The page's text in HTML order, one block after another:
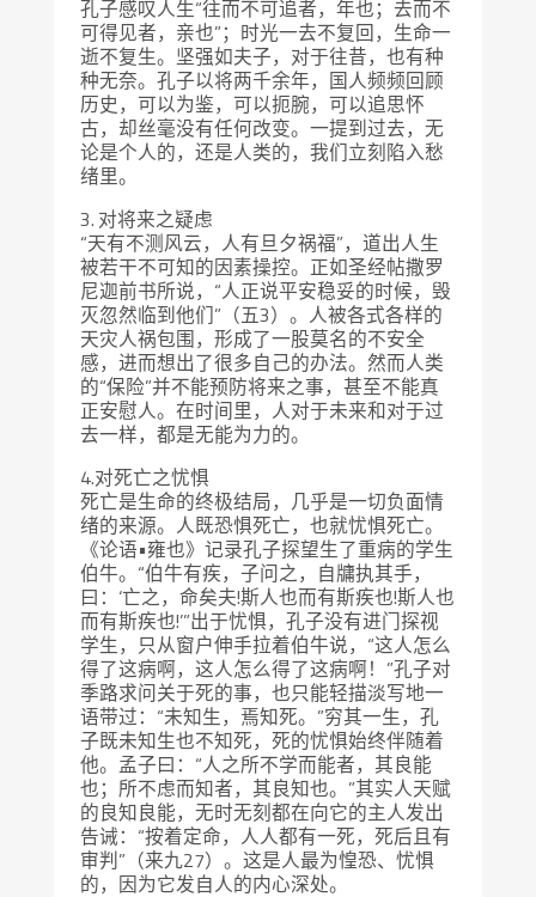
孔子感叹人生“往而不可追者，年也；去而不
可得见者，亲也”；时光一去不复回，生命一
逝不复生。坚强如夫子，对于往昔，也有种
种无奈。孔子以将两千余年，国人频频回顾
历史，可以为鉴，可以扼腕，可以追思怀
古，却丝毫没有任何改变。一提到过去，无
论是个人的，还是人类的，我们立刻陷入愁
绪里。
3. 对将来之疑虑
“天有不测风云，人有旦夕祸福”，道出人生
被若干不可知的因素操控。正如圣经帖撒罗
尼迦前书所说，“人正说平安稳妥的时候，毁
灭忽然临到他们”（五3）。人被各式各样的
天灾人祸包围，形成了一股莫名的不安全
感，进而想出了很多自己的办法。然而人类
的“保险”并不能预防将来之事，甚至不能真
正安慰人。在时间里，人对于未来和对于过
去一样，都是无能为力的。
4.对死亡之忧惧
死亡是生命的终极结局，几乎是一切负面情
绪的来源。人既恐惧死亡，也就忧惧死亡。
《论语•雍也》记录孔子探望生了重病的学生
伯牛。“伯牛有疾，子问之，自牗执其手，
曰：‘亡之，命矣夫!斯人也而有斯疾也!斯人也
而有斯疾也!’”出于忧惧，孔子没有进门探视
学生，只从窗户伸手拉着伯牛说，“这人怎么
得了这病啊，这人怎么得了这病啊！”孔子对
季路求问关于死的事，也只能轻描淡写地一
语带过：“未知生，焉知死。”穷其一生，孔
子既未知生也不知死，死的忧惧始终伴随着
他。孟子曰：“人之所不学而能者，其良能
也；所不虑而知者，其良知也。”其实人天赋
的良知良能，无时无刻都在向它的主人发出
告诫：“按着定命，人人都有一死，死后且有
审判”（来九27）。这是人最为惶恐、忧惧
的，因为它发自人的内心深处。